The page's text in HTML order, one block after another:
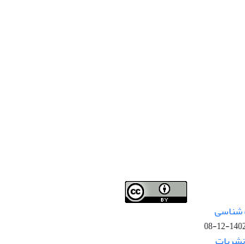
شناسی
1402-